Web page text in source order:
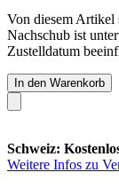
Von diesem Artikel
Nachschub ist
Zustelldatum
In den Warenkorb
Schweiz:
Weitere Infos zu